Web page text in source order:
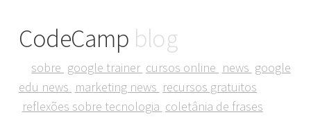
CodeCamp blog
sobre google trainer cursos online news google
edu news marketing news recursos gratuitos
reflexões sobre tecnologia coletânia de frases